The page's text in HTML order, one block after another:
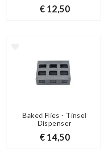
€ 12,50
Baked Flies - Tinsel
Dispenser
€ 14,50